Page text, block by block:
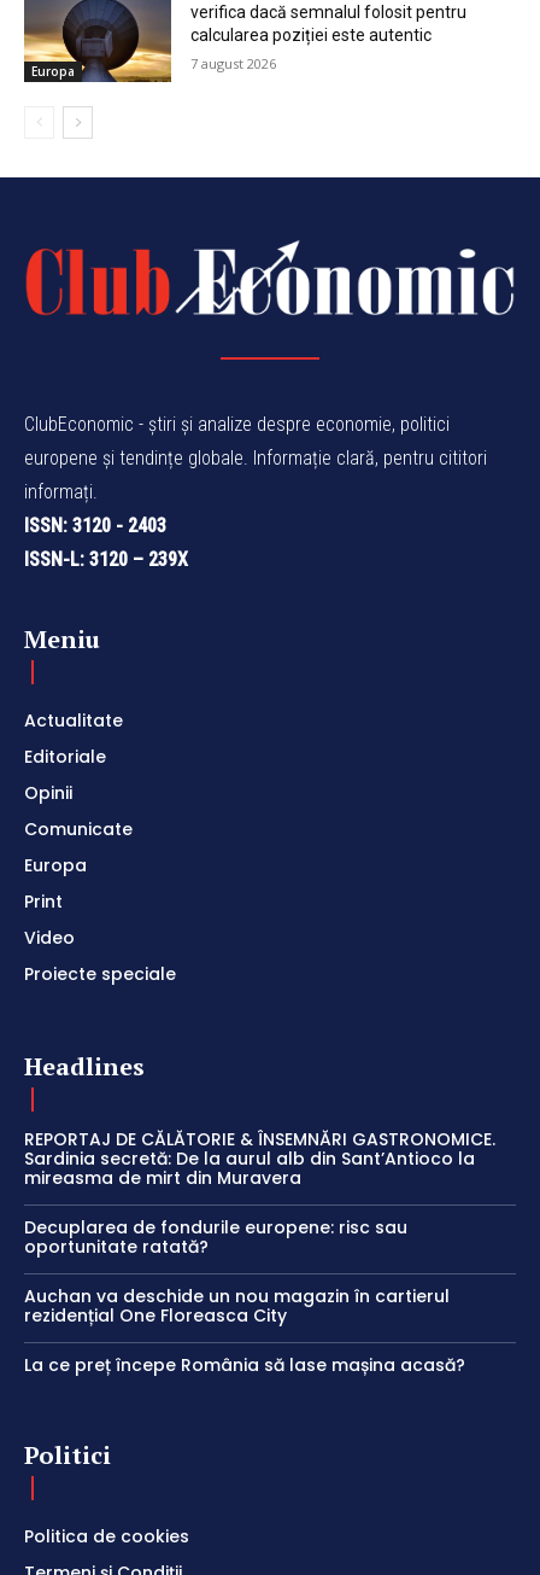
Europa
verifica dacă semnalul folosit pentru
calcularea poziției este autentic
7 august 2026
ClubEconomic - știri și analize despre economie, politici
europene și tendințe globale. Informație clară, pentru cititori
informați.
ISSN: 3120 - 2403
ISSN-L: 3120 – 239X
Meniu
Actualitate
Editoriale
Opinii
Comunicate
Europa
Print
Video
Proiecte speciale
Headlines
REPORTAJ DE CĂLĂTORIE & ÎNSEMNĂRI GASTRONOMICE.
Sardinia secretă: De la aurul alb din Sant’Antioco la
mireasma de mirt din Muravera
Decuplarea de fondurile europene: risc sau
oportunitate ratată?
Auchan va deschide un nou magazin în cartierul
rezidențial One Floreasca City
La ce preț începe România să lase mașina acasă?
Politici
Politica de cookies